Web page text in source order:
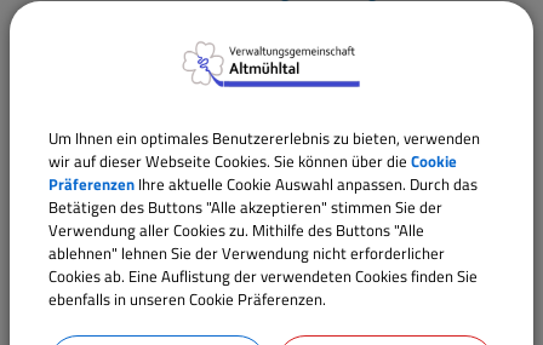
Erbbaurecht; Informationen zur Bestellung durch die
von einer bayerischen Behörde
Kommunale Informations- und
Kommunikationstechnik; Informationen zum
Benutzerservice
Kommunale Informations- und
Um Ihnen ein optimales Benutzererlebnis zu bieten, verwenden
wir auf dieser Webseite Cookies. Sie können über die Cookie
Präferenzen Ihre aktuelle Cookie Auswahl anpassen. Durch das
Betätigen des Buttons "Alle akzeptieren" stimmen Sie der
Verwendung aller Cookies zu. Mithilfe des Buttons "Alle
ablehnen" lehnen Sie der Verwendung nicht erforderlicher
Cookies ab. Eine Auflistung der verwendeten Cookies finden Sie
ebenfalls in unseren Cookie Präferenzen.